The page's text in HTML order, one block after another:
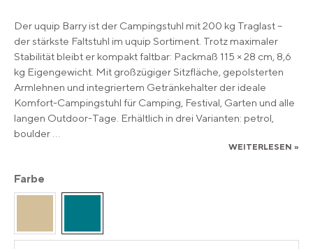
Der uquip Barry ist der Campingstuhl mit 200 kg Traglast –
der stärkste Faltstuhl im uquip Sortiment. Trotz maximaler
Stabilität bleibt er kompakt faltbar: Packmaß 115 × 28 cm, 8,6
kg Eigengewicht. Mit großzügiger Sitzfläche, gepolsterten
Armlehnen und integriertem Getränkehalter der ideale
Komfort-Campingstuhl für Camping, Festival, Garten und alle
langen Outdoor-Tage. Erhältlich in drei Varianten: petrol,
boulder
WEITERLESEN »
Farbe